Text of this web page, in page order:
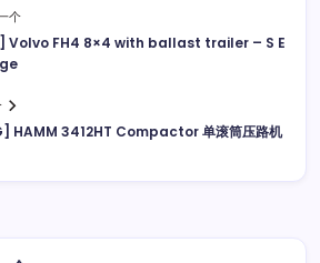
个
Volvo FH4 8×4 with ballast trailer – S E
HAMM 3412HT Compactor 单滚筒压路机